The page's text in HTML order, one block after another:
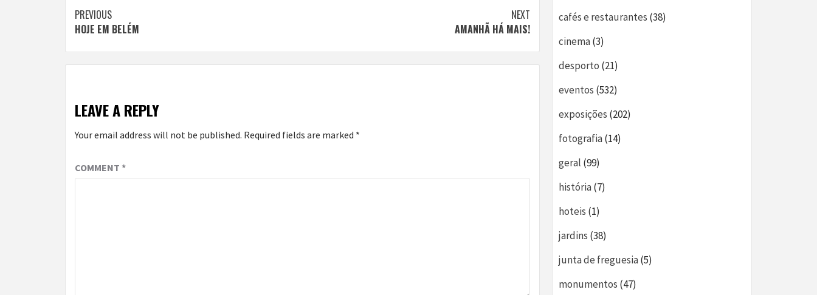
Continue
Reading
PREVIOUS
HOJE EM BELÉM
NEXT
AMANHÃ HÁ MAIS!
LEAVE A REPLY
Your email address will not be published. Required fields are marked *
COMMENT *
cafés e restaurantes (38)
cinema(3)
desporto (21)
eventos (532)
exposições (202)
fotografia(14)
geral (99)
história(7)
hoteis (1)
jardins (38)
junta de freguesia(5)
monumentos (47)